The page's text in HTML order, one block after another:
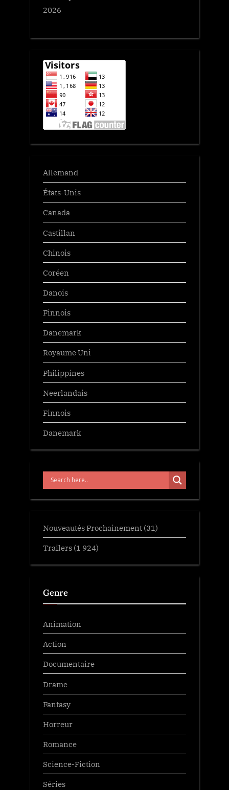
2026
Allemand
États-Unis
Canada
Castillan
Chinois
Coréen
Danois
Finnois
Danemark
Royaume Uni
Philippines
Neerlandais
Finnois
Danemark
Nouveautés Prochainement (31)
Trailers (1 924)
Genre
Animation
Action
Documentaire
Drame
Fantasy
Horreur
Romance
Science-Fiction
Séries